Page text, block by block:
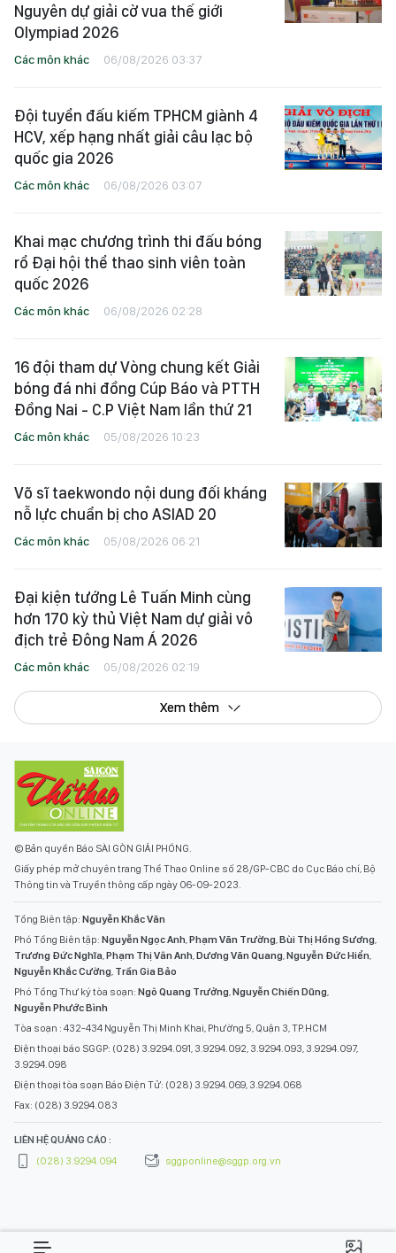
Nguyên dự giải cờ vua thế giới
Olympiad 2026
Các môn khác 06/08/2026 03:37
Đội tuyển đấu kiếm TPHCM giành 4
HCV, xếp hạng nhất giải câu lạc bộ
quốc gia 2026
Các môn khác 06/08/2026 03:07
Khai mạc chương trình thi đấu bóng
rổ Đại hội thể thao sinh viên toàn
quốc 2026
Các môn khác 06/08/2026 02:28
16 đội tham dự Vòng chung kết Giải
bóng đá nhi đồng Cúp Báo và PTTH
Đồng Nai - C.P Việt Nam lần thứ 21
Các môn khác 05/08/2026 10:23
Võ sĩ taekwondo nội dung đối kháng
nỗ lực chuẩn bị cho ASIAD 20
Các môn khác 05/08/2026 06:21
Đại kiện tướng Lê Tuấn Minh cùng
hơn 170 kỳ thủ Việt Nam dự giải vô
địch trẻ Đông Nam Á 2026
Các môn khác 05/08/2026 02:19
Xem thêm
© Bản quyền Báo SÀI GÒN GIẢI PHÓNG.
Giấy phép mở chuyên trang Thể Thao Online số 28/GP-CBC do Cục Báo chí, Bộ
Thông tin và Truyền thông cấp ngày 06-09-2023.
Tổng Biên tập: Nguyễn Khắc Văn
Phó Tổng Biên tập: Nguyễn Ngọc Anh,Phạm Văn Trường,Bùi Thị Hồng Sương,
Trương Đức Nghĩa,Phạm Thị Vân Anh,Dương Văn Quang,Nguyễn Đức Hiển,
Nguyễn Khắc Cường, Trần Gia Bảo
Phó Tổng Thư ký tòa soạn: Ngô Quang Trưởng,Nguyễn Chiến Dũng,
Nguyễn Phước Bình
Tòa soạn : 432-434 Nguyễn Thị Minh Khai, Phường 5, Quận 3, TP.HCM
Điện thoại báo SGGP: (028) 3.9294.091, 3.9294.092, 3.9294.093, 3.9294.097,
3.9294.098
Điện thoại tòa soạn Báo Điện Tử: (028) 3.9294.069, 3.9294.068
Fax: (028) 3.9294.083
LIÊN HỆ QUẢNG CÁO :
(028) 3.9294.094
sggponline@sggp.org.vn